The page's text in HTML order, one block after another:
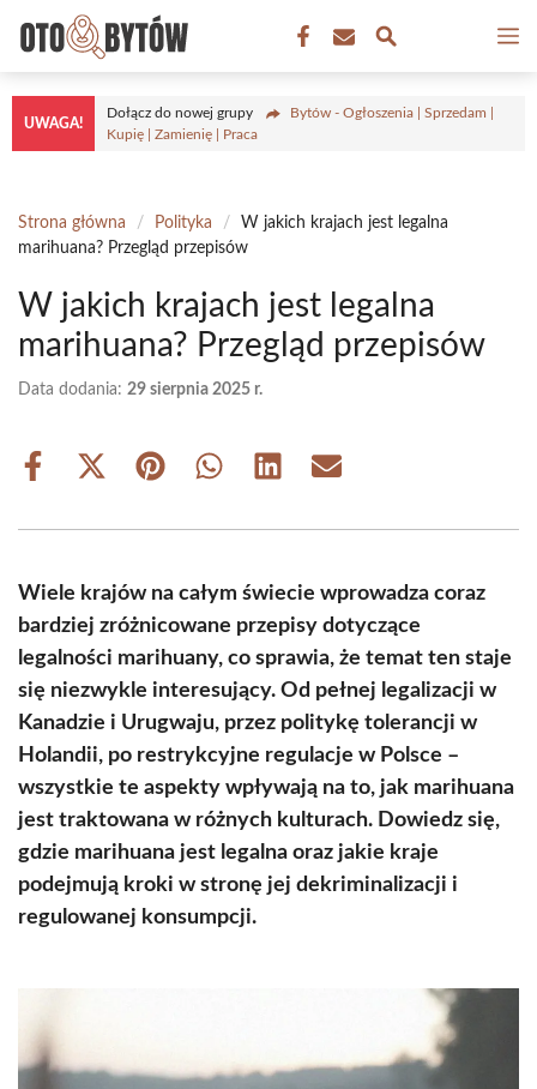
treści
UWAGA!
Dołącz do nowej grupy
Bytów - Ogłoszenia | Sprzedam |
Kupię | Zamienię | Praca
Strona główna / Polityka /
W jakich krajach jest legalna
marihuana? Przegląd przepisów
W jakich krajach jest legalna
marihuana? Przegląd przepisów
Data dodania: 29 sierpnia 2025 r.
Share
Share
(Twitter)
Share Share Share Share
Wiele krajów na całym świecie wprowadza coraz
bardziej zróżnicowane przepisy dotyczące
legalności marihuany, co sprawia, że temat ten staje
się niezwykle interesujący. Od pełnej legalizacji w
Kanadzie i Urugwaju, przez politykę tolerancji w
Holandii, po restrykcyjne regulacje w Polsce –
wszystkie te aspekty wpływają na to, jak marihuana
jest traktowana w różnych kulturach. Dowiedz się,
gdzie marihuana jest legalna oraz jakie kraje
podejmują kroki w stronę jej dekriminalizacji i
regulowanej konsumpcji.